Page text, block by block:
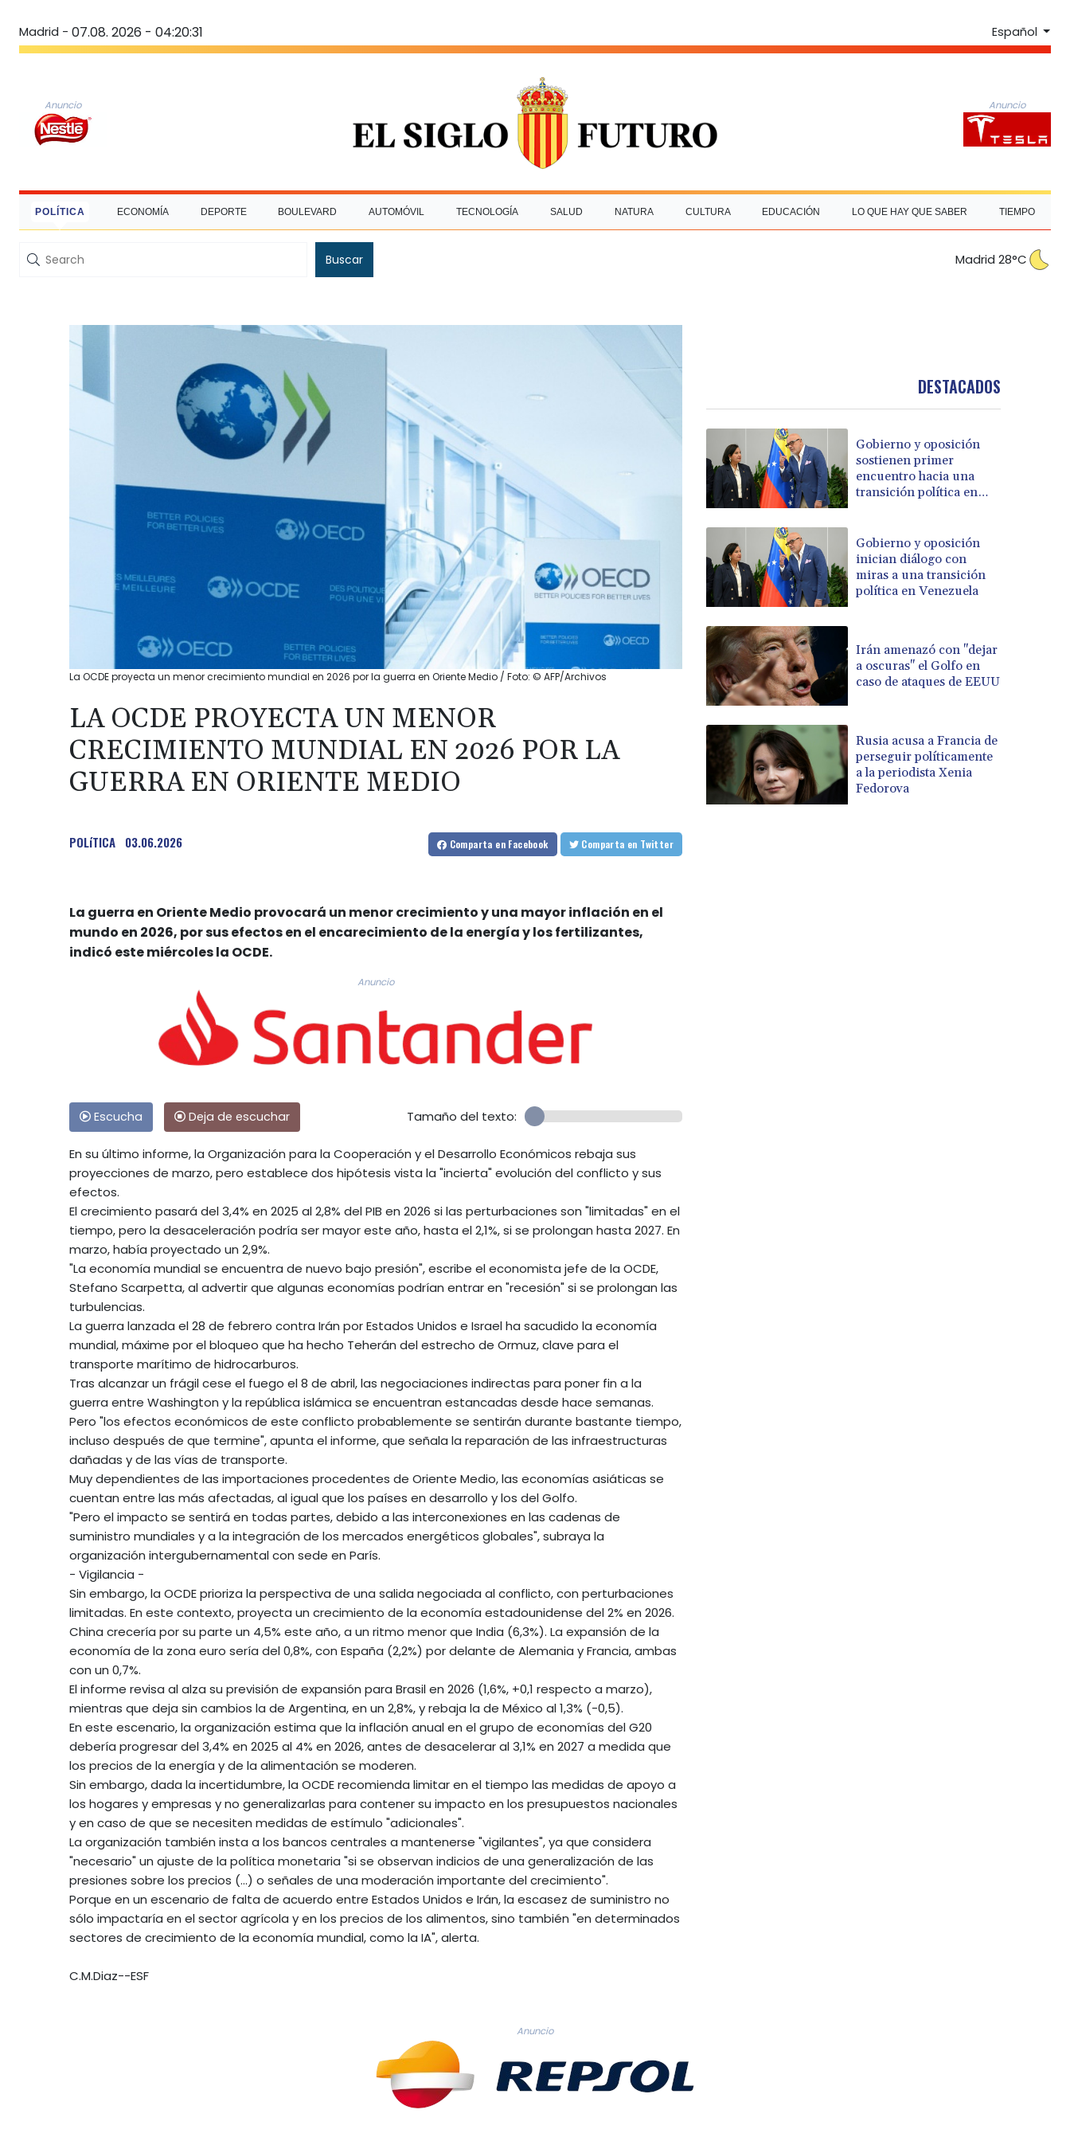
Madrid - 07.08. 2026 - 04:20:32 Español
Anuncio Anuncio
POLÍTICA ECONOMÍA DEPORTE BOULEVARD AUTOMÓVIL TECNOLOGÍA SALUD NATURA CULTURA EDUCACIÓN LO QUE HAY QUE SABER TIEMPO
Buscar Madrid 28°C
La OCDE proyecta un menor crecimiento mundial en 2026 por la guerra en Oriente Medio / Foto: © AFP/Archivos
LA OCDE PROYECTA UN MENOR
CRECIMIENTO MUNDIAL EN 2026 POR LA
GUERRA EN ORIENTE MEDIO
POLíTICA 03.06.2026 Comparta en Facebook Comparta en Twitter
La guerra en Oriente Medio provocará un menor crecimiento y una mayor inflación en el
mundo en 2026, por sus efectos en el encarecimiento de la energía y los fertilizantes,
indicó este miércoles la OCDE.
Anuncio
Escucha Deja de escuchar Tamaño del texto:
En su último informe, la Organización para la Cooperación y el Desarrollo Económicos rebaja sus
proyecciones de marzo, pero establece dos hipótesis vista la "incierta" evolución del conflicto y sus
efectos.
El crecimiento pasará del 3,4% en 2025 al 2,8% del PIB en 2026 si las perturbaciones son "limitadas" en el
tiempo, pero la desaceleración podría ser mayor este año, hasta el 2,1%, si se prolongan hasta 2027. En
marzo, había proyectado un 2,9%.
"La economía mundial se encuentra de nuevo bajo presión", escribe el economista jefe de la OCDE,
Stefano Scarpetta, al advertir que algunas economías podrían entrar en "recesión" si se prolongan las
turbulencias.
La guerra lanzada el 28 de febrero contra Irán por Estados Unidos e Israel ha sacudido la economía
mundial, máxime por el bloqueo que ha hecho Teherán del estrecho de Ormuz, clave para el
transporte marítimo de hidrocarburos.
Tras alcanzar un frágil cese el fuego el 8 de abril, las negociaciones indirectas para poner fin a la
guerra entre Washington y la república islámica se encuentran estancadas desde hace semanas.
Pero "los efectos económicos de este conflicto probablemente se sentirán durante bastante tiempo,
incluso después de que termine", apunta el informe, que señala la reparación de las infraestructuras
dañadas y de las vías de transporte.
Muy dependientes de las importaciones procedentes de Oriente Medio, las economías asiáticas se
cuentan entre las más afectadas, al igual que los países en desarrollo y los del Golfo.
"Pero el impacto se sentirá en todas partes, debido a las interconexiones en las cadenas de
suministro mundiales y a la integración de los mercados energéticos globales", subraya la
organización intergubernamental con sede en París.
- Vigilancia -
Sin embargo, la OCDE prioriza la perspectiva de una salida negociada al conflicto, con perturbaciones
limitadas. En este contexto, proyecta un crecimiento de la economía estadounidense del 2% en 2026.
China crecería por su parte un 4,5% este año, a un ritmo menor que India (6,3%). La expansión de la
economía de la zona euro sería del 0,8%, con España (2,2%) por delante de Alemania y Francia, ambas
con un 0,7%.
El informe revisa al alza su previsión de expansión para Brasil en 2026 (1,6%, +0,1 respecto a marzo),
mientras que deja sin cambios la de Argentina, en un 2,8%, y rebaja la de México al 1,3% (-0,5).
En este escenario, la organización estima que la inflación anual en el grupo de economías del G20
debería progresar del 3,4% en 2025 al 4% en 2026, antes de desacelerar al 3,1% en 2027 a medida que
los precios de la energía y de la alimentación se moderen.
Sin embargo, dada la incertidumbre, la OCDE recomienda limitar en el tiempo las medidas de apoyo a
los hogares y empresas y no generalizarlas para contener su impacto en los presupuestos nacionales
y en caso de que se necesiten medidas de estímulo "adicionales".
La organización también insta a los bancos centrales a mantenerse "vigilantes", ya que considera
"necesario" un ajuste de la política monetaria "si se observan indicios de una generalización de las
presiones sobre los precios (...) o señales de una moderación importante del crecimiento".
Porque en un escenario de falta de acuerdo entre Estados Unidos e Irán, la escasez de suministro no
sólo impactaría en el sector agrícola y en los precios de los alimentos, sino también "en determinados
sectores de crecimiento de la economía mundial, como la IA", alerta.
C.M.Diaz--ESF
DESTACADOS
Gobierno y oposición
sostienen primer
encuentro hacia una
transición política en
Gobierno y oposición
inician diálogo con
miras a una transición
política en Venezuela
Irán amenazó con "dejar
a oscuras" el Golfo en
caso de ataques de EEUU
Rusia acusa a Francia de
perseguir políticamente
a la periodista Xenia
Fedorova
Anuncio